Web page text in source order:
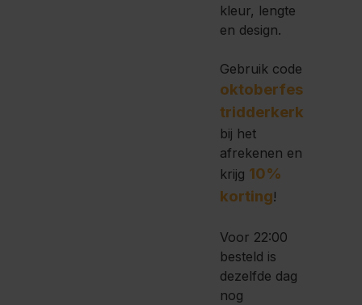
kleur, lengte
en design.
Gebruik code
oktoberfes
tridderkerk
bij het
afrekenen en
krijg 10%
korting!
Voor 22:00
besteld is
dezelfde dag
nog